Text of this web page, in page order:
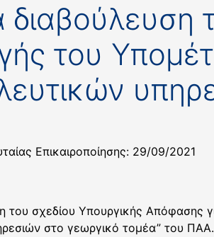
διαβούλευση
του
Επικαιροποίησης: 29/09/2021
του σχεδίου Υπουργικής Απόφασης
στο γεωργικό τομέα” του